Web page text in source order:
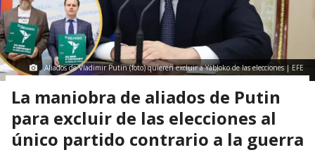
Aliados de Vladimir Putin (foto) quieren excluir a Yábloko de las elecciones | EFE
La maniobra de aliados de Putin
para excluir de las elecciones al
único partido contrario a la guerra